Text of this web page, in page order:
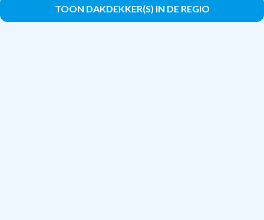
TOON DAKDEKKER(S) IN DE REGIO